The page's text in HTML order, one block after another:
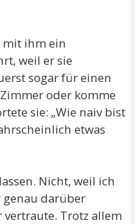
mit ihm ein
weil er sie
sogar für einen
oder komme
sie: „Wie naiv bist
etwas
Nicht, weil ich
darüber
Trotz allem